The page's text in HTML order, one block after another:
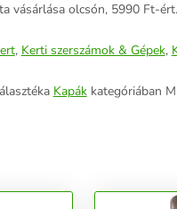
vásárlása olcsón, 5990 Ft-
, Kerti szerszámok & Gépek,
Kapákkategóriában